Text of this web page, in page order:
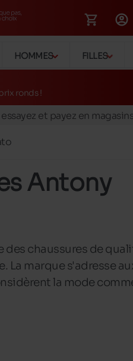
HOMMES FILLES
ronds !en magasins
essayez et payez en
en magasins
Antony
des chaussures de
La marque s'adresse
la mode